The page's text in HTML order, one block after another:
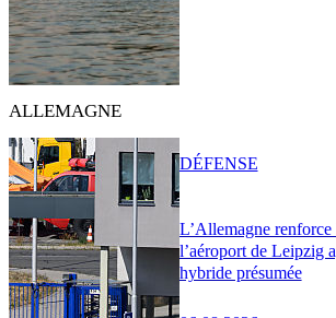
ALLEMAGNE
L’Allemagne renforce
l’aéroport de Leipzig
hybride présumée
DÉFENSE